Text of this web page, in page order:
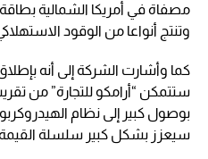
وتنتج أنواعا من الوقود
كما وأشارت الشركة إلى أنه بإطلاق
ستتمكن “أرامكو للتجارة” من
بوصول كبير إلى نظام
سيعزز بشكل كبير سلسلة